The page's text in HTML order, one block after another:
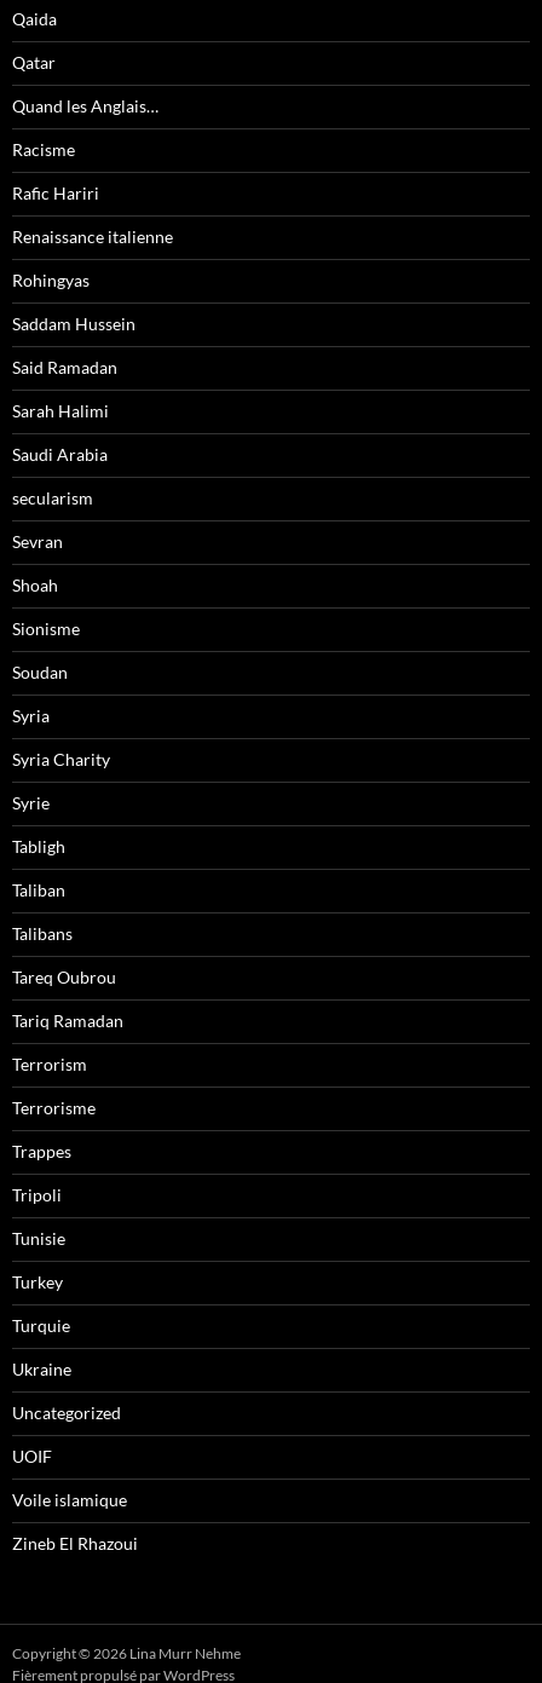
Qaida
Qatar
Quand les Anglais…
Racisme
Rafic Hariri
Renaissance italienne
Rohingyas
Saddam Hussein
Said Ramadan
Sarah Halimi
Saudi Arabia
secularism
Sevran
Shoah
Sionisme
Soudan
Syria
Syria Charity
Syrie
Tabligh
Taliban
Talibans
Tareq Oubrou
Tariq Ramadan
Terrorism
Terrorisme
Trappes
Tripoli
Tunisie
Turkey
Turquie
Ukraine
Uncategorized
UOIF
Voile islamique
Zineb El Rhazoui
Copyright © 2026 Lina Murr Nehme
Fièrement propulsé par WordPress